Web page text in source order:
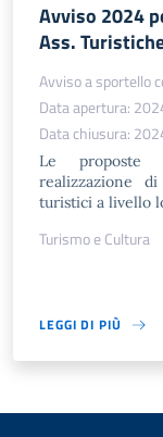
Avviso 2024
Ass.
Avviso a sportello
Data apertura:
Data chiusura:
Le proposte
realizzazione
turistici a livello
Turismo e Cultura
LEGGI DI PIÙ